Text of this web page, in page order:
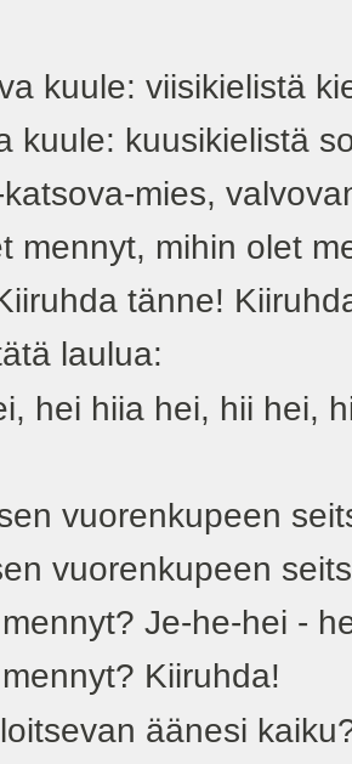
kuule: viisikielistä
kuule: kuusikielistä
mies,
mennyt, mihin olet
tänne!
laulua:
hei hiia hei, hii hei,
vuorenkupeen
vuorenkupeen
Je-he-hei -
Kiiruhda!
äänesi